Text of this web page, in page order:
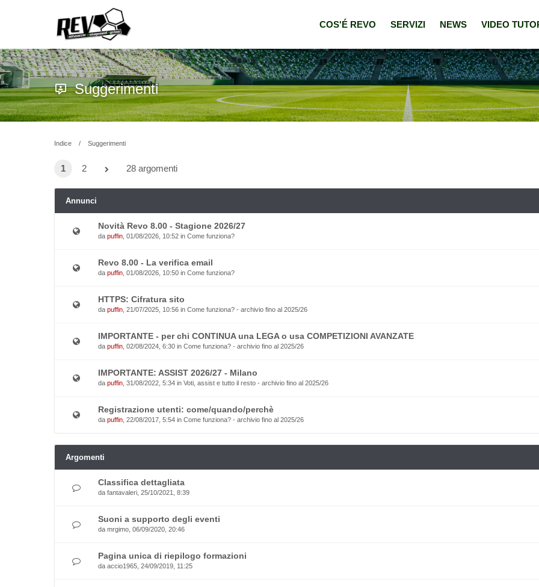
COS'É REVO SERVIZI NEWS VIDEO
Suggerimenti
Indice Suggerimenti
1 2 28 argomenti
Annunci
Novità Revo 8.00 - Stagione 2026/27
da puffin , 01/08/2026, 10:52 in Come funziona?
Revo 8.00 - La verifica email
da puffin , 01/08/2026, 10:50 in Come funziona?
HTTPS: Cifratura sito
da puffin , 21/07/2025, 10:56 in Come funziona? - archivio fino al 2025/26
IMPORTANTE - per chi CONTINUA una LEGA o usa COMPETIZIONI AVANZATE
da puffin , 02/08/2024, 6:30 in Come funziona? - archivio fino al 2025/26
IMPORTANTE: ASSIST 2026/27 - Milano
da puffin , 31/08/2022, 5:34 in Voti, assist e tutto il resto - archivio fino al 2025/26
Registrazione utenti: come/quando/perchè
da puffin , 22/08/2017, 5:54 in Come funziona? - archivio fino al 2025/26
Argomenti
Classifica dettagliata
da fantavaleri , 25/10/2021, 8:39
Suoni a supporto degli eventi
da mrgimo , 06/09/2020, 20:46
Pagina unica di riepilogo formazioni
da accio1965 , 24/09/2019, 11:25